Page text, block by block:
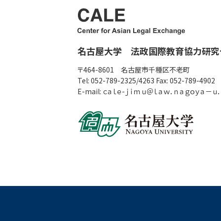
名古屋大学 法政国際教育協力研究
〒464-8601 名古屋市千種区不老町
Tel: 052-789-2325/4263 Fax: 052-789-4902
E-mail: ｃａｌｅ-ｊｉｍｕ＠ｌａｗ．ｎａｇｏｙａ－ｕ．